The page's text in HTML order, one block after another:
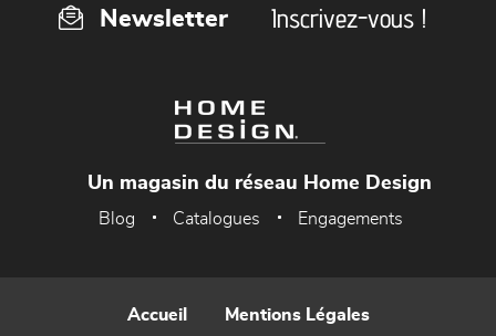
Newsletter Inscrivez-vous !
Un magasin du réseau Home Design
Blog Catalogues Engagements
Accueil Mentions Légales